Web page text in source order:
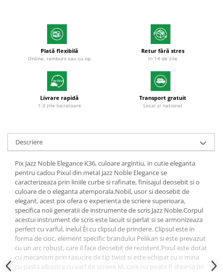
Markere permanente
Markere cu vopsea
Hartie calc
Hartie si carton pentru copiator
Hartie pentru print digital
Hartie in formate mari
Hartie foto
Hartie milimetrica
Hartie de impachetat
Produse din hartie
Cuburi din hartie
Caiete pentru birou
Registre si repertoare
Etichete adezive
Plicuri
Plată flexibilă
Online, ramburs sau cu op
Retur fără stres
In 14 de zile
Livrare rapidă
1-3 zile lucratoare
Transport gratuit
Local și național
Descriere
Pix Jazz Noble Elegance K36, culoare argintiu, in cutie eleganta
pentru cadou Pixul din metal Jazz Noble Elegance se
caracterizeaza prin liniile curbe si rafinate, finisajul deosebit si o
culoare de o eleganta atemporala.Nobil, usor si deosebit de
elegant, acest pix ofera o experienta de scriere superioara,
specifica noii generatii de instrumente de scris Jazz Noble.Corpul
acestui instrument de scris este lacuit si perlat si se armonizeaza
perfect cu varful, inelul Èi cu clipsul de prindere. Clipsul este in
forma de cioc, element specific brandului Pelikan si este prevazut
cu un arc robust, care il face deosebit de rezistent.Pixul este dotat
cu mecanism prin rasucire de tip twist si este echipat cu o mina
cu pasta albastra cu varf de scriere M, care nu poate fi stearsa (in